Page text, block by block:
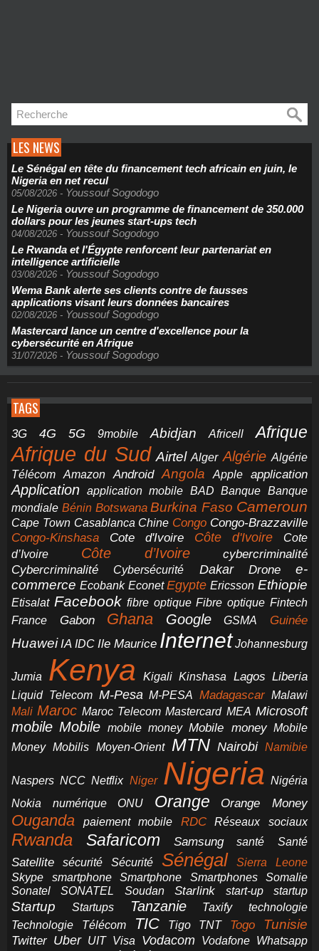
LES NEWS
Le Sénégal en tête du financement tech africain en juin, le
Nigeria en net recul
05/08/2026 - Youssouf Sogodogo
Le Nigeria ouvre un programme de financement de 350.000
dollars pour les jeunes start-ups tech
04/08/2026 - Youssouf Sogodogo
Le Rwanda et l'Égypte renforcent leur partenariat en
intelligence artificielle
03/08/2026 - Youssouf Sogodogo
Wema Bank alerte ses clients contre de fausses
applications visant leurs données bancaires
02/08/2026 - Youssouf Sogodogo
Mastercard lance un centre d'excellence pour la
cybersécurité en Afrique
31/07/2026 - Youssouf Sogodogo
TAGS
3G 4G 5G 9mobile Abidjan Africell Afrique
Afrique du Sud Airtel Alger Algérie Algérie
Télécom
Amazon Android Angola Apple application
Application application mobile BAD Banque Banque
mondiale Bénin Botswana Burkina Faso Cameroun
Cape Town Casablanca Chine Congo Congo-Brazzaville
Congo-Kinshasa Cote d'Ivoire Côte d'Ivoire
Cote
d’Ivoire
Côte d’Ivoire
cybercriminalité
Cybercriminalité
Cybersécurité Dakar Drone
e-
commerce Ecobank Econet Egypte Ericsson Ethiopie
Etisalat Facebook fibre optique Fibre optique Fintech
France
Gabon Ghana Google GSMA Guinée
Huawei IA IDC Ile Maurice Internet Johannesburg
Jumia Kenya Kigali Kinshasa Lagos Liberia
Liquid Telecom M-Pesa M-PESA Madagascar Malawi
Mali Maroc Maroc Telecom Mastercard MEA Microsoft
mobile Mobile mobile money Mobile money Mobile
Money Mobilis Moyen-Orient MTN Nairobi Namibie
Naspers NCC Netflix Niger Nigeria Nigéria
Nokia
numérique ONU Orange Orange Money
Ouganda paiement mobile RDC Réseaux sociaux
Rwanda Safaricom Samsung santé Santé
Satellite sécurité Sécurité Sénégal
Sierra Leone
Skype
smartphone Smartphone Smartphones
Somalie
Sonatel
SONATEL Soudan Starlink start-up startup
Startup Startups Tanzanie Taxify
technologie
Technologie
Télécom TIC Tigo TNT Togo Tunisie
Twitter Uber UIT Visa Vodacom Vodafone Whatsapp